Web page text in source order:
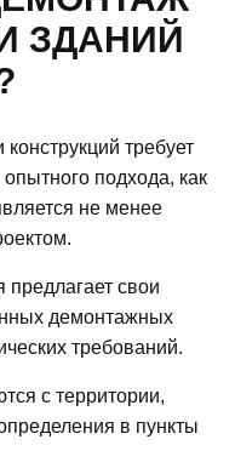
ЗДАНИЙ
требует
подхода, как
не менее
свои
демонтажных
требований.
с территории,
в пункты